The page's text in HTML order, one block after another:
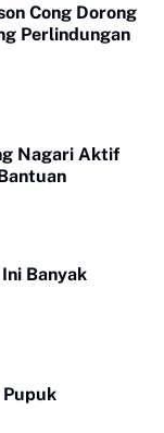
Cong Dorong
Perlindungan
Nagari Aktif
Banyak